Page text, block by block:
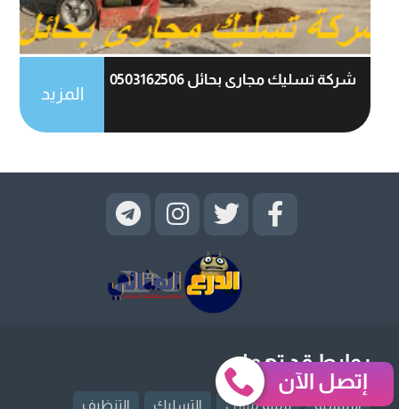
شركة تسليك مجارى بحائل 0503162506
المزيد
روابط قد تهمك
الرئيسية ترميم منازل التسليك التنظيف
إتصل الآن